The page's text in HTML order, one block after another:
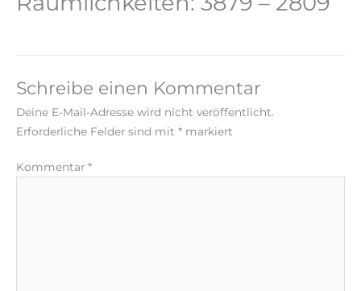
Schreibe einen Kommentar
Deine E-Mail-Adresse wird nicht veröffentlicht.
Erforderliche Felder sind mit * markiert
Kommentar *